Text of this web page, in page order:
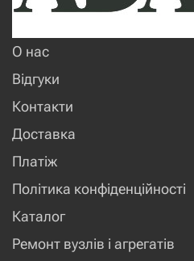
О нас
Відгуки
Контакти
Доставка
Платіж
Політика конфіденційності
Каталог
Ремонт вузлів і агрегатів